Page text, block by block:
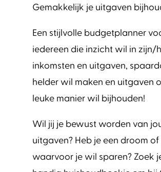
Gemakkelijk je uitgaven
Een stijlvolle budgetplanner
iedereen die inzicht wil in zijn/
inkomsten en uitgaven,
helder wil maken en uitgaven
leuke manier wil bijhouden!
Wil jij je bewust worden van
uitgaven? Heb je een droom
waarvoor je wil sparen? Zoek